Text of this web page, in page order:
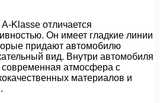
Klasse отличается
Он имеет гладкие линии
придают автомобилю
вид. Внутри автомобиля
атмосфера с
материалов и